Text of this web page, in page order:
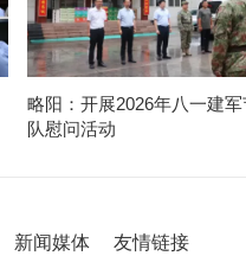
略阳：开展2026年八一建
队慰问活动
新闻媒体 友情链接